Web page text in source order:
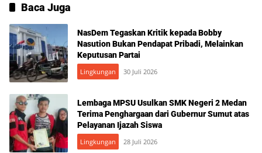
Baca Juga
NasDem Tegaskan Kritik kepada Bobby
Nasution Bukan Pendapat Pribadi, Melainkan
Keputusan Partai
Lingkungan 30 Juli 2026
Lembaga MPSU Usulkan SMK Negeri 2 Medan
Terima Penghargaan dari Gubernur Sumut atas
Pelayanan Ijazah Siswa
Lingkungan 28 Juli 2026